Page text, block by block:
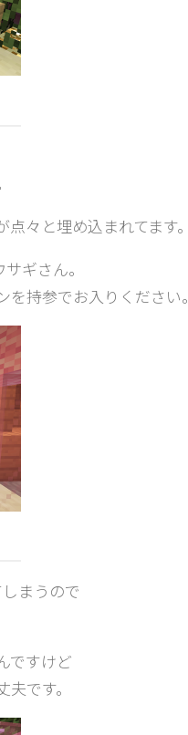
々と埋め込まれてます。
ギさん。
持参でお入りください。
まうので
ですけど
です。